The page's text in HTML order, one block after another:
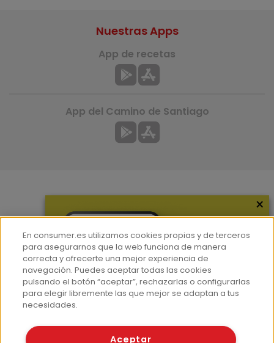
Hemeroteca
Contacto
Prensa
Corpus Lingüístico Consumer
Nuestras Apps
App de recetas
App del Camino de Santiago
© Fundación EROSKI
×
En consumer.es utilizamos cookies propias y de terceros
para asegurarnos que la web funciona de manera
correcta y ofrecerte una mejor experiencia de
navegación. Puedes aceptar todas las cookies
pulsando el botón “aceptar”, rechazarlas o configurarlas
para elegir libremente las que mejor se adaptan a tus
necesidades.
Aceptar